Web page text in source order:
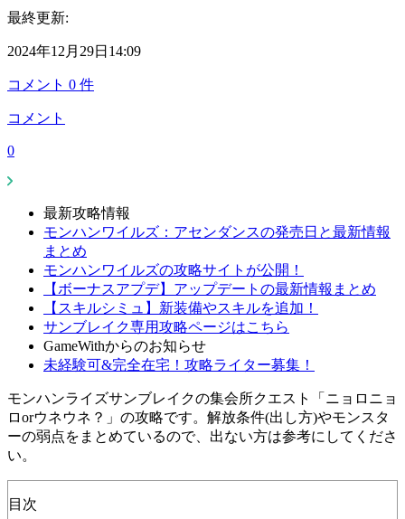
最終更新:
2024年12月29日14:09
コメント 0 件
コメント
0
最新攻略情報
モンハンワイルズ：アセンダンスの発売日と最新情報
まとめ
モンハンワイルズの攻略サイトが公開！
【ボーナスアプデ】アップデートの最新情報まとめ
【スキルシミュ】新装備やスキルを追加！
サンブレイク専用攻略ページはこちら
GameWithからのお知らせ
未経験可&完全在宅！攻略ライター募集！
モンハンライズサンブレイクの集会所クエスト「ニョロニョ
ロorウネウネ？」の攻略です。解放条件(出し方)やモンスタ
ーの弱点をまとめているので、出ない方は参考にしてくださ
い。
目次